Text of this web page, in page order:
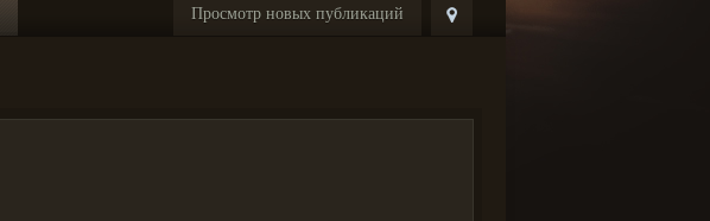
Просмотр новых публикаций